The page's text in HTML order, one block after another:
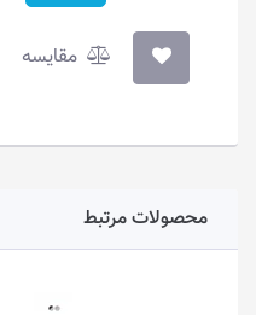
مقایسه
محصولات مرتبط